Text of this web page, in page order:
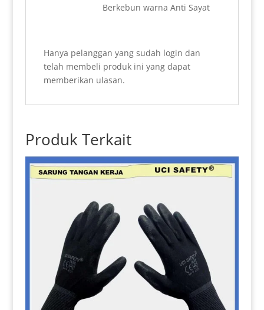
Berkebun warna Anti Sayat
Hanya pelanggan yang sudah login dan
telah membeli produk ini yang dapat
memberikan ulasan.
Produk Terkait